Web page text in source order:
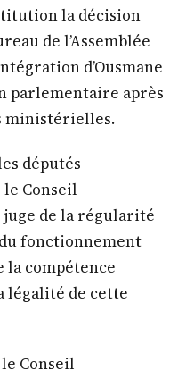
la décision
de l’Assemblée
d’Ousmane
parlementaire après
ministérielles.
députés
Conseil
de la régularité
fonctionnement
la compétence
légalité de cette
Conseil